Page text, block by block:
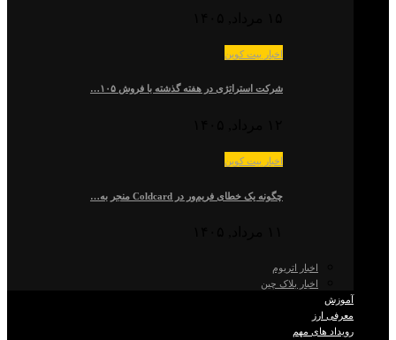
اخبار بیت کوین
شرکت استراتژی در هفته گذشته با فروش ۱۰۵…
اخبار بیت کوین
چگونه یک خطای فریم‌ور در Coldcard منجر به…
اخبار اتریوم
اخبار بلاک چین
آموزش
معرفی ارز
رویداد های مهم